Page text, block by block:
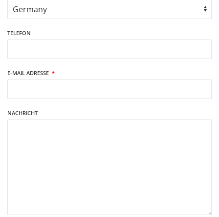
TELEFON
E-MAIL ADRESSE *
NACHRICHT